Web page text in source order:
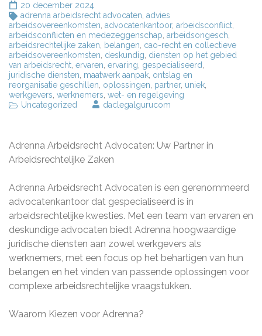
20 december 2024
adrenna arbeidsrecht advocaten advies
arbeidsovereenkomsten advocatenkantoor, arbeidsconflict
arbeidsconflicten en medezeggenschap arbeidsongesch
arbeidsrechtelijke zaken
belangen cao-recht en collectieve
arbeidsovereenkomsten deskundig diensten op het gebied
van arbeidsrecht ervaren ervaring gespecialiseerd
juridische diensten maatwerk aanpak ontslag en
reorganisatie geschillen oplossingen partner, uniek
werkgevers werknemers wet- en regelgeving
Uncategorized
daclegalgurucom
Adrenna Arbeidsrecht Advocaten: Uw Partner in
Arbeidsrechtelijke Zaken
Adrenna Arbeidsrecht Advocaten is een gerenommeerd
advocatenkantoor dat gespecialiseerd is in
arbeidsrechtelijke kwesties. Met een team van ervaren en
deskundige advocaten biedt Adrenna hoogwaardige
juridische diensten aan zowel werkgevers als
werknemers, met een focus op het behartigen van hun
belangen en het vinden van passende oplossingen voor
complexe arbeidsrechtelijke vraagstukken.
Waarom Kiezen voor Adrenna?